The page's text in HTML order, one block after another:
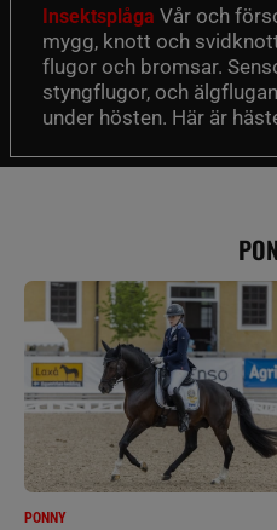
Insektsplåga Vår och
mygg, knott och
flugor och bromsar.
styngflugor, och
under hösten. Här är
PONNY